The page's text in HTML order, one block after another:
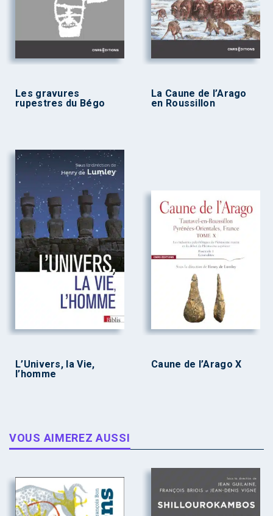
Les gravures
rupestres du Bégo
La Caune de l’Arago
en Roussillon
L’Univers, la Vie,
l’homme
Caune de l’Arago X
VOUS AIMEREZ AUSSI